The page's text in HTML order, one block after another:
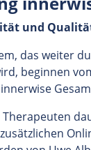
und
das weiter
beginnen